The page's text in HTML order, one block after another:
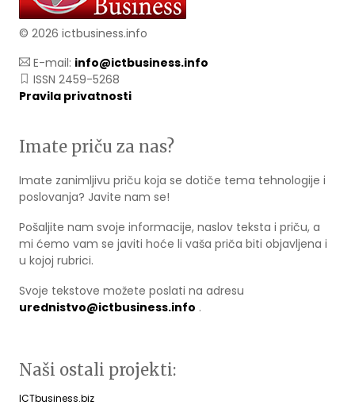
© 2026 ictbusiness.info
E-mail: info@ictbusiness.info
ISSN 2459-5268
Pravila privatnosti
Imate priču za nas?
Imate zanimljivu priču koja se dotiče tema tehnologije i
poslovanja? Javite nam se!
Pošaljite nam svoje informacije, naslov teksta i priču, a
mi ćemo vam se javiti hoće li vaša priča biti objavljena i
u kojoj rubrici.
Svoje tekstove možete poslati na adresu
urednistvo@ictbusiness.info .
Naši ostali projekti:
ICTbusiness.biz